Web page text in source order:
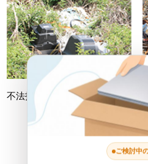
不法投棄
詳しくは総務
ご検討中